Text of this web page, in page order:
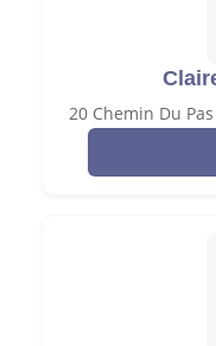
20 Chemin Du